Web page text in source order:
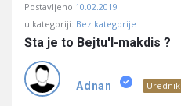
Učene
Latest
Pitanja
Postavljeno 10.02.2019
u kategoriji: Bez kategorije
Šta je to Bejtu'l-makdis ?
Adnan Urednik